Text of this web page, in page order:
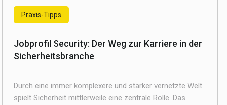
Praxis-Tipps
Jobprofil Security: Der Weg zur Karriere in der
Sicherheitsbranche
Durch eine immer komplexere und stärker vernetzte Welt
spielt Sicherheit mittlerweile eine zentrale Rolle. Das